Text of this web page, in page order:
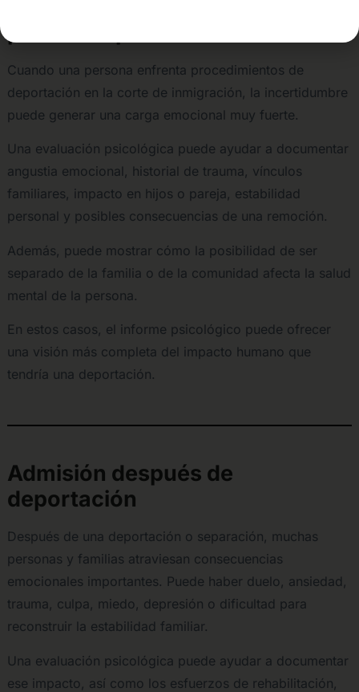
impacto emocional de una
posible deportación
Cuando una persona enfrenta procedimientos de
deportación en la corte de inmigración, la incertidumbre
puede generar una carga emocional muy fuerte.
Una evaluación psicológica puede ayudar a documentar
angustia emocional, historial de trauma, vínculos
familiares, impacto en hijos o pareja, estabilidad
personal y posibles consecuencias de una remoción.
Además, puede mostrar cómo la posibilidad de ser
separado de la familia o de la comunidad afecta la salud
mental de la persona.
En estos casos, el informe psicológico puede ofrecer
una visión más completa del impacto humano que
tendría una deportación.
Admisión después de
deportación
Después de una deportación o separación, muchas
personas y familias atraviesan consecuencias
emocionales importantes. Puede haber duelo, ansiedad,
trauma, culpa, miedo, depresión o dificultad para
reconstruir la estabilidad familiar.
Una evaluación psicológica puede ayudar a documentar
ese impacto, así como los esfuerzos de rehabilitación,